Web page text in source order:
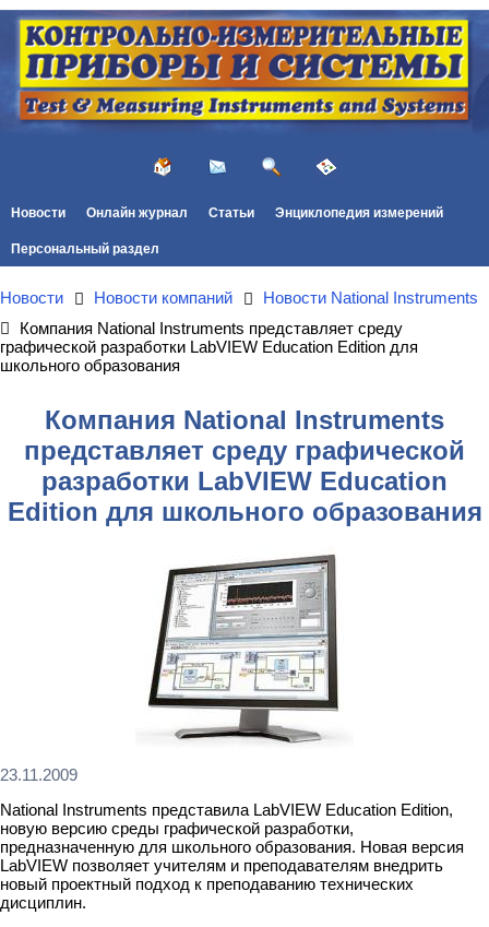
Новости Онлайн журнал Статьи Энциклопедия измерений
Персональный раздел
Новости Новости компаний
Новости National Instruments
Компания National Instruments представляет среду
графической разработки LabVIEW Education Edition для
школьного образования
Компания National Instruments
представляет среду графической
разработки LabVIEW Education
Edition для школьного образования
23.11.2009
National Instruments представила LabVIEW Education Edition,
новую версию среды графической разработки,
предназначенную для школьного образования. Новая версия
LabVIEW позволяет учителям и преподавателям внедрить
новый проектный подход к преподаванию технических
дисциплин.